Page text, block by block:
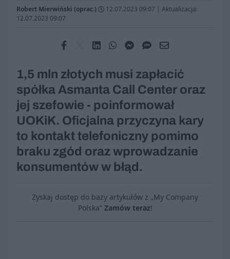
Robert Mierwiński (oprac.) 12.07.2023 09:07 | Aktualizacja:
12.07.2023 09:07
1,5 mln złotych musi zapłacić
spółka Asmanta Call Center oraz
jej szefowie - poinformował
UOKiK. Oficjalna przyczyna kary
to kontakt telefoniczny pomimo
braku zgód oraz wprowadzanie
konsumentów w błąd.
Zyskaj dostęp do bazy artykułów z „My Company
Polska” Zamów teraz!